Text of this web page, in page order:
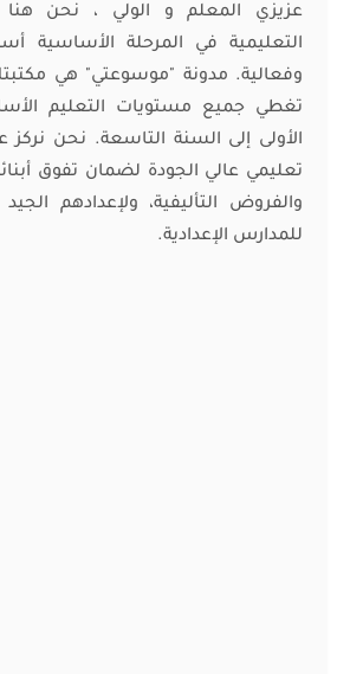
عزيزي المعلم و الولي ، نحن هنا
التعليمية في المرحلة الأساسية
وفعالية. مدونة "موسوعتي" هي
تغطي جميع مستويات التعليم
الأولى إلى السنة التاسعة. نحن نركز
تعليمي عالي الجودة لضمان تفوق
والفروض التأليفية، ولإعدادهم
للمدارس الإعدادية.